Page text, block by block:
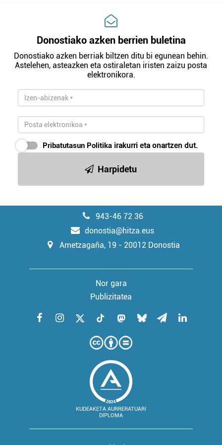
Donostiako azken berrien buletina
Donostiako azken berriak biltzen ditu bi egunean behin.
Astelehen, asteazken eta ostiraletan iristen zaizu posta
elektronikora.
Pribatutasun Politika irakurri eta onartzen dut.
Harpidetu
943-46 72 36
donostia@hitza.eus
Ametzagaña, 19 - 20012 Donostia
Nor gara
Publizitatea
KUDEAKETA AURRERATUARI
DIPLOMA